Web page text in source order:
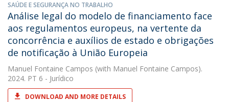
SAÚDE E SEGURANÇA NO TRABALHO
Análise legal do modelo de financiamento face
aos regulamentos europeus, na vertente da
concorrência e auxílios de estado e obrigações
de notificação à União Europeia
Manuel Fontaine Campos (with Manuel Fontaine Campos).
2024. PT 6 - Jurídico
DOWNLOAD AND MORE DETAILS